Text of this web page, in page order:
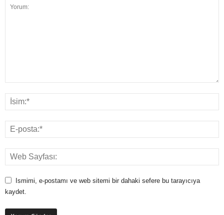
Ismimi, e-postamı ve web sitemi bir dahaki sefere bu tarayıcıya
kaydet.